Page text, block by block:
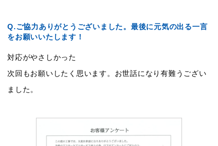
Q.ご協力ありがとうございました。最後に元気の出る一言
をお願いいたします！
対応がやさしかった
次回もお願いしたく思います。お世話になり有難うござい
ました。